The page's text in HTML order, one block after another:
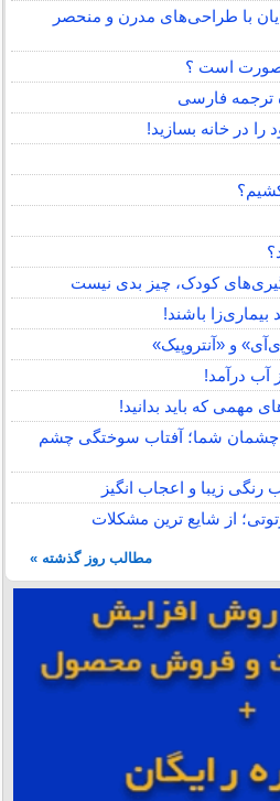
با طراحی‌های مدرن و منحصر
صورت است ؟
ترجمه فارسی
در خانه بسازید!
گیری‌های کودک، چیز بدی نیست
و «آنتروپیک»
آب درآمد!
مهمی که باید بدانید!
شما؛ آفتاب سوختگی چشم
زیبا و اعجاب انگیز
از شایع ترین مشکلات
مطالب روز گذشته »